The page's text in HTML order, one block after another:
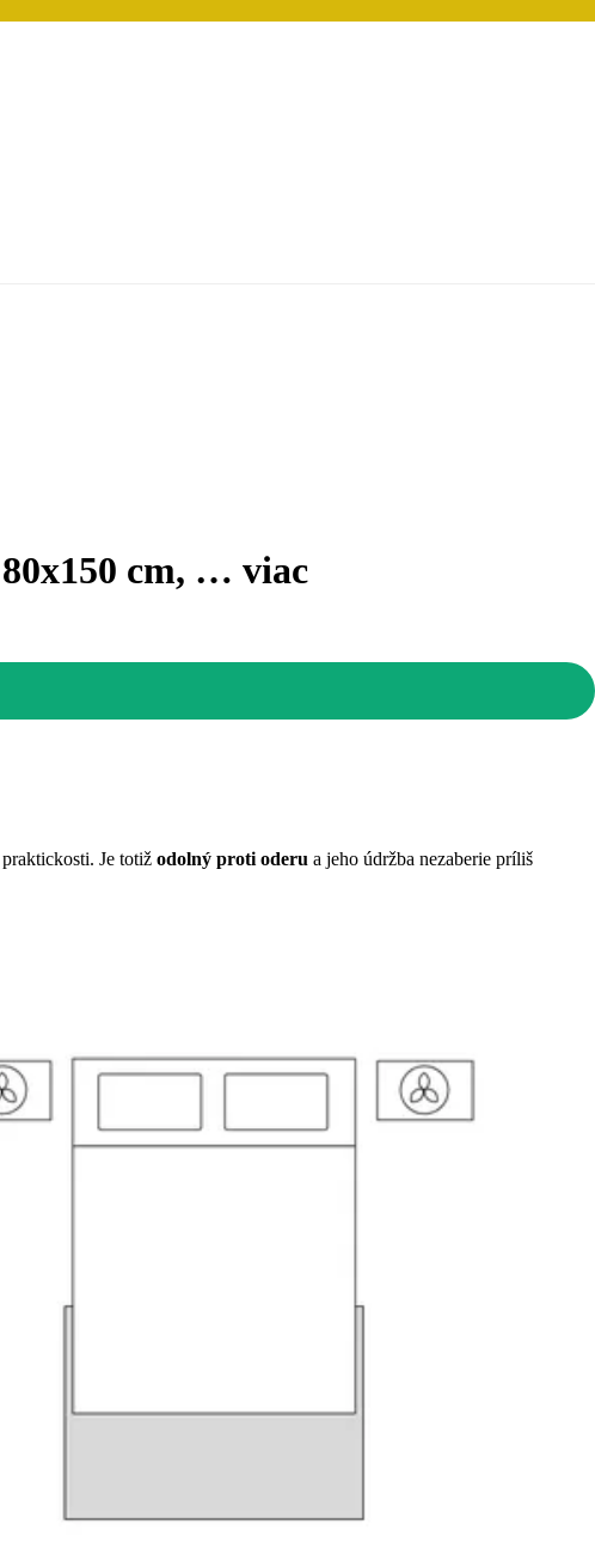
cm, … viac
Je totiž odolný proti oderu a jeho údržba nezaberie príliš